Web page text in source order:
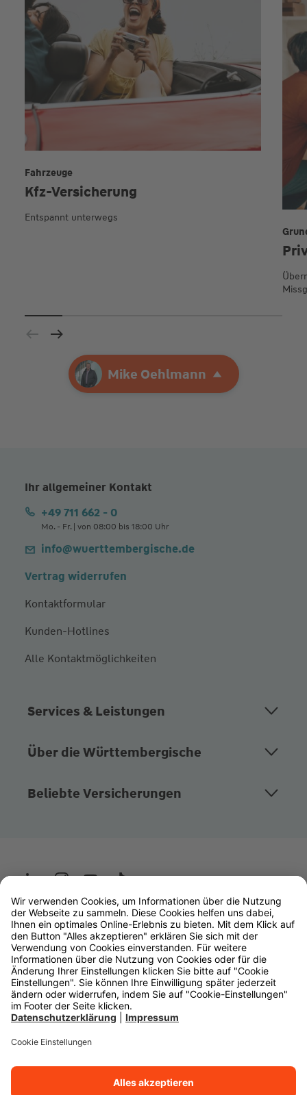
Ihre AgenturMike Oehlmann
Mike Oehlmann
Kfz-Versicherung
Fahrzeuge
Entspannt unterwegs
Ihr allgemeiner Kontakt
+49 711 662 - 0
Mo. - Fr. | von 08:00 bis 18:00 Uhr
info@wuerttembergische.de
Vertrag widerrufen
Kontaktformular
Kunden-Hotlines
Alle Kontaktmöglichkeiten
Services & Leistungen
Über die Württembergische
Beliebte Versicherungen
Wüstenrot
W&W Gruppe
OLB Bank
Makler
Impressum
Datenschutz
Rechtliche Hinweise
Cookie-Einstellungen